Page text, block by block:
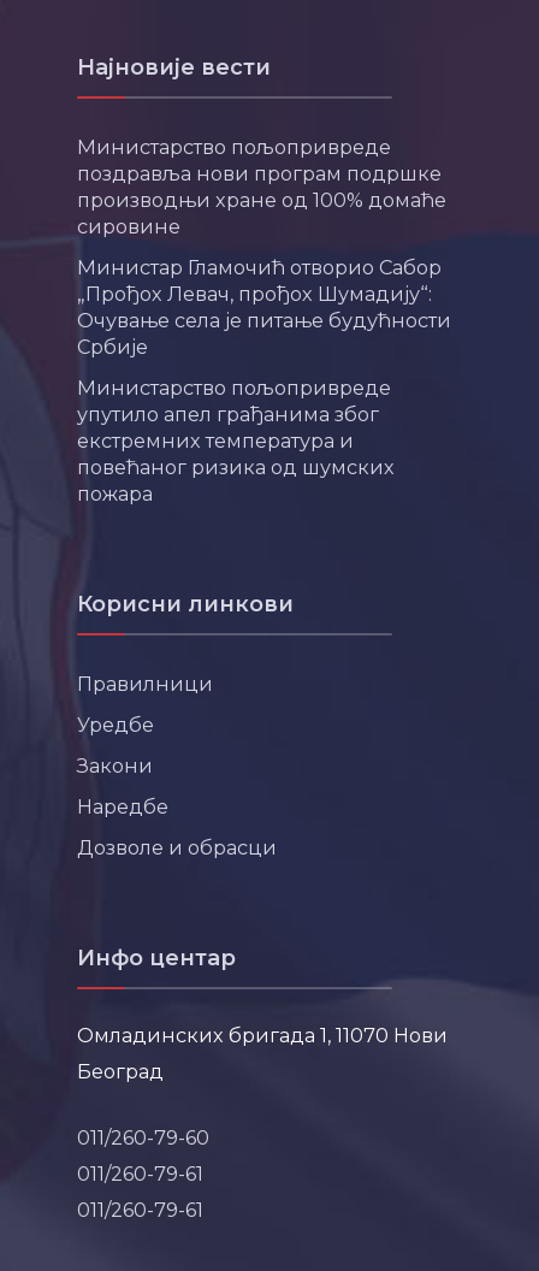
Најновије вести
Министарство пољопривреде
поздравља нови програм подршке
производњи хране од 100% домаће
сировине
Министар Гламочић отворио Сабор
„Прођох Левач, прођох Шумадију“:
Очување села је питање будућности
Србије
Министарство пољопривреде
упутило апел грађанима због
екстремних температура и
повећаног ризика од шумских
пожара
Корисни линкови
Правилници
Уредбе
Закони
Наредбе
Дозволе и обрасци
Инфо центар
Омладинских бригада 1, 11070 Нови
Београд
011/260-79-60
011/260-79-61
011/260-79-61